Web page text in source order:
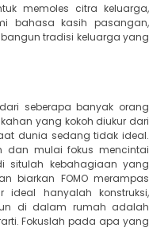
memoles citra keluarga,
bahasa kasih pasangan,
tradisi keluarga yang
seberapa banyak orang
yang kokoh diukur dari
dunia sedang tidak ideal.
dan mulai fokus mencintai
situlah kebahagiaan yang
biarkan FOMO merampas
ideal hanyalah konstruksi,
di dalam rumah adalah
Fokuslah pada apa yang